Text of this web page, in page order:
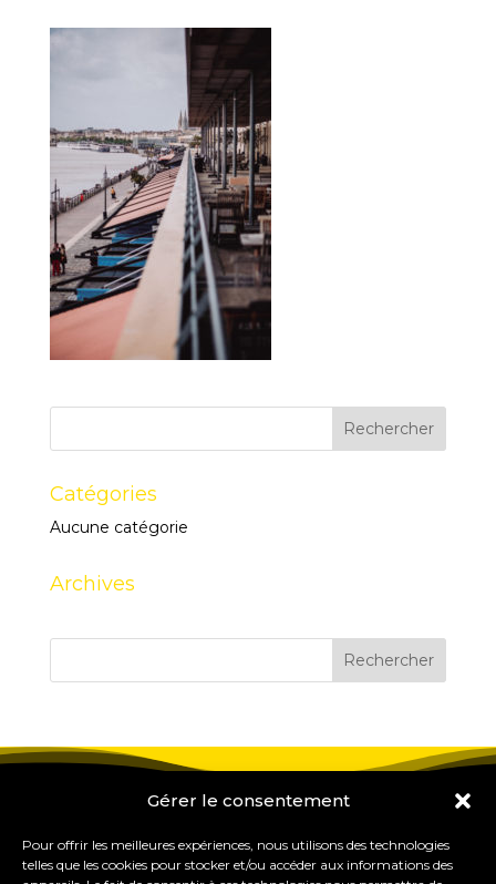
Gérer le consentement
Pour offrir les meilleures expériences, nous utilisons des technologies
telles que les cookies pour stocker et/ou accéder aux informations des
Catégories
Aucune catégorie
Archives